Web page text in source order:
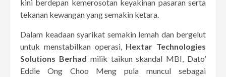
kini berdepan kemerosotan keyakinan pasaran serta
tekanan kewangan yang semakin ketara.
Dalam keadaan syarikat semakin lemah dan bergelut
untuk menstabilkan operasi, Hextar Technologies
Solutions Berhad milik taikun skandal MBI, Dato’
Eddie Ong Choo Meng pula muncul sebagai